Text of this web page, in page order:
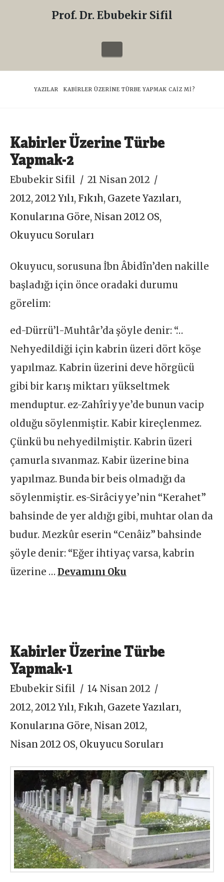
Sifil
Prof. Dr. Ebubekir Sifil
Navigation
HOME
YAZILAR KABIRLER ÜZERINE TÜRBE YAPMAK CAIZ MI?
Kabirler Üzerine Türbe
Yapmak-2
Ebubekir Sifil
21 Nisan 2012
2012,2012 Yılı,Fıkıh, Gazete Yazıları,
Konularına Göre, Nisan 2012 OS,
Okuyucu Soruları
Okuyucu, sorusuna İbn Âbidîn’den nakille
başladığı için önce oradaki durumu
görelim:
ed-Dürrü’l-Muhtâr’da şöyle denir: “…
Nehyedildiği için kabrin üzeri dört köşe
yapılmaz. Kabrin üzerini deve hörgücü
gibi bir karış miktarı yükseltmek
menduptur. ez-Zahîriyye’de bunun vacip
olduğu söylenmiştir. Kabir kireçlenmez.
Çünkü bu nehyedilmiştir. Kabrin üzeri
çamurla sıvanmaz. Kabir üzerine bina
yapılmaz. Bunda bir beis olmadığı da
söylenmiştir. es-Sirâciyye’nin “Kerahet”
bahsinde de yer aldığı gibi, muhtar olan da
budur. Mezkûr eserin “Cenâiz” bahsinde
şöyle denir: “Eğer ihtiyaç varsa, kabrin
üzerine …Devamını Oku
Kabirler Üzerine Türbe
Yapmak-1
Ebubekir Sifil
14 Nisan 2012
2012,2012 Yılı,Fıkıh, Gazete Yazıları,
Konularına Göre, Nisan 2012,
Nisan 2012 OS, Okuyucu Soruları